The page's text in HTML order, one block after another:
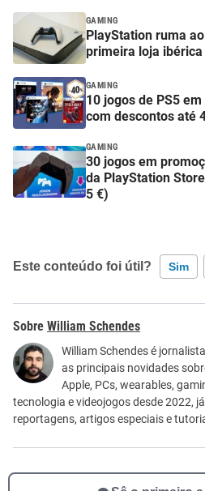
GAMING
PlayStation ruma
primeira loja ibérica
GAMING
10 jogos de PS5
com descontos até
GAMING
30 jogos em
da PlayStation
5 €)
Este conteúdo foi útil? Sim
Este conteúdo contém
Este conteúdo não tem a
Outro
William Schendes
William Schendes é
as principais novidades
Apple, PCs, wearables,
tecnologia e videojogos desde 2022,
reportagens, artigos especiais e